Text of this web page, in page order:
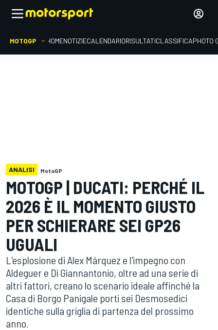
MOTOGP HOMENOTIZIECALENDARIORISULTATICLASSIFICAPHOTO
ANALISI MotoGP
MOTOGP | DUCATI: PERCHÉ IL
2026 È IL MOMENTO GIUSTO
PER SCHIERARE SEI GP26
UGUALI
L'esplosione di Alex Márquez e l'impegno con
Aldeguer e Di Giannantonio, oltre ad una serie di
altri fattori, creano lo scenario ideale affinché la
Casa di Borgo Panigale porti sei Desmosedici
identiche sulla griglia di partenza del prossimo
anno.